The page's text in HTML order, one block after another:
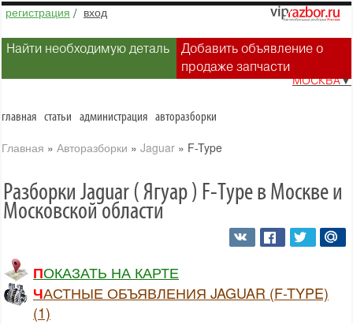
регистрация / вход
Найти необходимую деталь
Добавить объявление о
продаже запчасти
МОСКВА▼
главная статьи администрация авторазборки
Главная » Авторазборки » Jaguar » F-Type
Разборки Jaguar ( Ягуар ) F-Type в Москве и
Московской области
ПОКАЗАТЬ НА КАРТЕ
ЧАСТНЫЕ ОБЪЯВЛЕНИЯ JAGUAR (F-TYPE)
(1)